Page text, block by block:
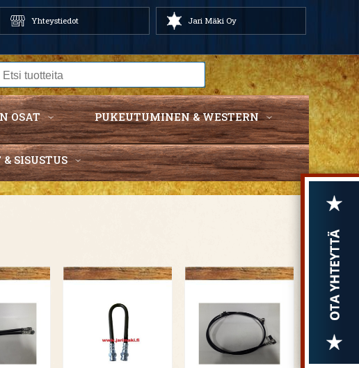
Yhteystiedot Jari Mäki Oy
OSAT PUKEUTUMINEN & WESTERN
SISUSTUS